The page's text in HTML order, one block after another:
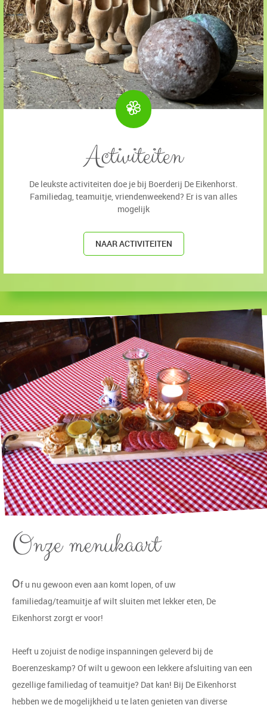
Activiteiten
De leukste activiteiten doe je bij Boerderij De Eikenhorst.
Familiedag, teamuitje, vriendenweekend? Er is van alles
mogelijk
NAAR ACTIVITEITEN
Onze menukaart
Of u nu gewoon even aan komt lopen, of uw
familiedag/teamuitje af wilt sluiten met lekker eten, De
Eikenhorst zorgt er voor!
Heeft u zojuist de nodige inspanningen geleverd bij de
Boerenzeskamp? Of wilt u gewoon een lekkere afsluiting van een
gezellige familiedag of teamuitje? Dat kan! Bij De Eikenhorst
hebben we de mogelijkheid u te laten genieten van diverse